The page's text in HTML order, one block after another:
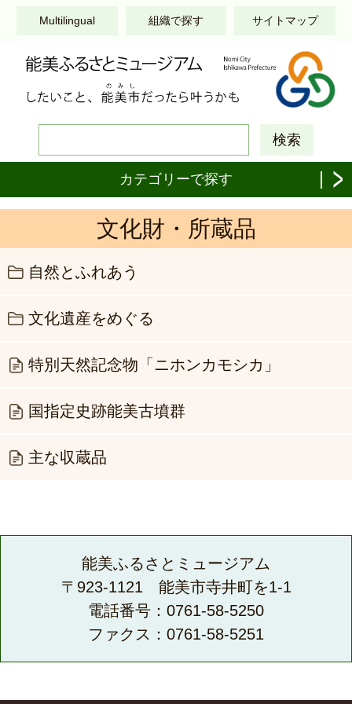
Multilingual 組織で探す サイトマップ
カテゴリーで探す
文化財・所蔵品
自然とふれあう
文化遺産をめぐる
特別天然記念物「ニホンカモシカ」
国指定史跡能美古墳群
主な収蔵品
能美ふるさとミュージアム
〒923-1121 能美市寺井町を1-1
電話番号：0761-58-5250
ファクス：0761-58-5251